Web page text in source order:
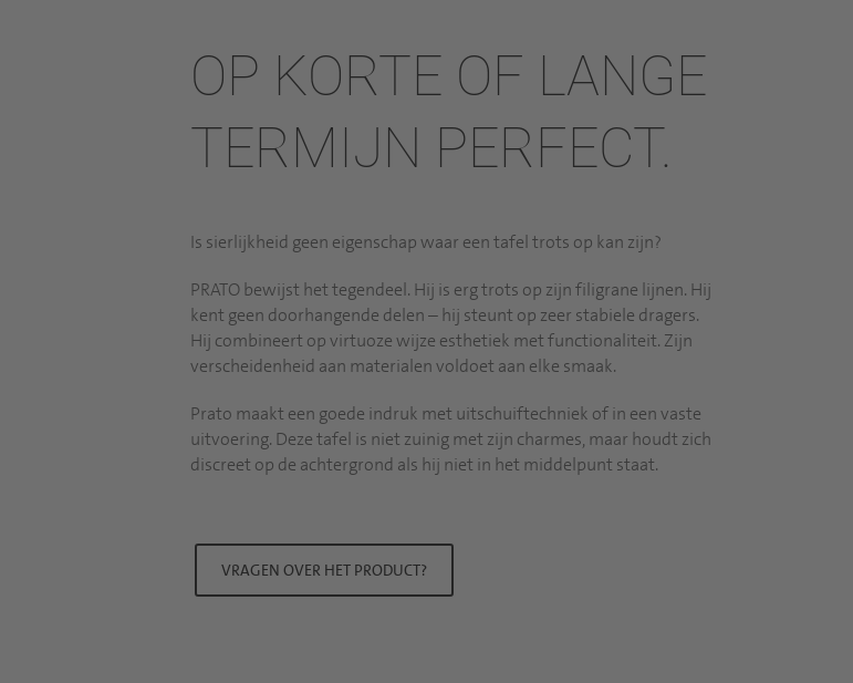
OP KORTE OF LANGE
TERMIJN PERFECT.
Is sierlijkheid geen eigenschap waar een tafel trots op kan zijn?
PRATO bewijst het tegendeel. Hij is erg trots op zijn filigrane lijnen. Hij
kent geen doorhangende delen – hij steunt op zeer stabiele dragers.
Hij combineert op virtuoze wijze esthetiek met functionaliteit. Zijn
verscheidenheid aan materialen voldoet aan elke smaak.
Prato maakt een goede indruk met uitschuiftechniek of in een vaste
uitvoering. Deze tafel is niet zuinig met zijn charmes, maar houdt zich
discreet op de achtergrond als hij niet in het middelpunt staat.
VRAGEN OVER HET PRODUCT?